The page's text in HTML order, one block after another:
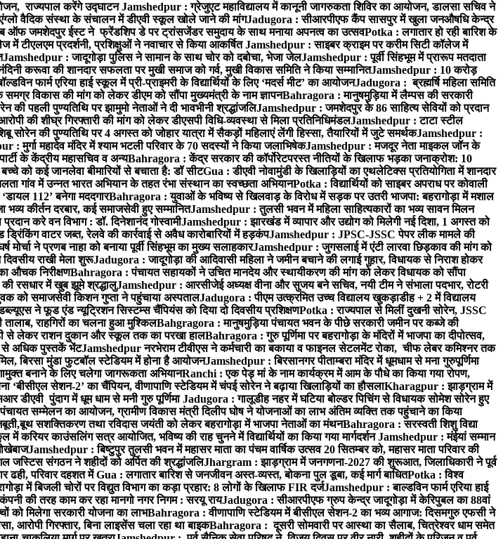
राज्यपाल करेंगे उद्घाटनJamshedpur : ग्रेजुएट महाविद्यालय में कानूनी जागरुकता शिविर का आयोजन, डालसा सचिव ने
वैदिक संस्था के संचालन में डीएवी स्कूल खोले जाने की मांगJadugora : सीआरपीएफ कैंप सासपुर में खुला जनऔषधि केन्द्र
ऑफ जमशेदपुर ईस्ट ने फ्रेंडशिप डे पर ट्रांसजेंडर समुदाय के साथ मनाया अपनत्व का उत्सवPotka : लगातार हो रही बारिश के
में टीएलएम प्रदर्शनी, प्रशिक्षुओं ने नवाचार से किया आकर्षितJamshedpur : साइबर क्राइम पर करीम सिटी कॉलेज में
Jamshedpur : जादूगोड़ा पुलिस ने सामान के साथ चोर को दबोचा, भेजा जेलJamshedpur : पूर्वी सिंहभूम में प्रारूप मतदाता
करूवा की शानदार सफलता पर मुखी समाज को गर्व, मुखी विकास समिति ने किया सम्मानितJamshedpur : 10 करोड़
फार्म एरिया हाई स्कूल में प्री-प्राइमरी के विद्यार्थियों के लिए ‘मदर्स मीट’ का आयोजनJadugora : ब्रह्मर्षि महिला समिति
विकास की मांग को लेकर डीएम को सौंपा मुख्यमंत्री के नाम ज्ञापनBahragora : मानुषमुड़िया में लैम्पस की सरकारी
की पहली पुण्यतिथि पर झामुमो नेताओं ने दी भावभीनी श्रद्धांजलिJamshedpur : जमशेदपुर के 86 साहित्य सेवियों को प्रदान
की शीघ्र गिरफ्तारी की मांग को लेकर डीएसपी विधि-व्यवस्था से मिला प्रतिनिधिमंडलJamshedpur : टाटा स्टील
सोरेन की पुण्यतिथि पर 4 अगस्त को जोहार यात्रा में सैकड़ों महिलाएं लेंगी हिस्सा, तैयारियों में जुटे समर्थकJamshedpur :
: मुर्गा महादेव मंदिर में श्याम भटली परिवार के 70 सदस्यों ने किया जलाभिषेकJamshedpur : मजदूर नेता माइकल जॉन के
के केंद्रीय महासचिव व अन्यBahragora : केंद्र सरकार की कॉर्पोरेटपरस्त नीतियों के खिलाफ भड़का जनाक्रोश: 10
को कई जानलेवा बीमारियों से बचाता है: डॉ सीटGua : डीएवी नोवामुंडी के खिलाड़ियों का एथलेटिक्स प्रतियोगिता में शानदार
गांव में उन्नत भारत अभियान के तहत रंभा संस्थान का स्वच्छता अभियानPotka : विद्यार्थियों को साइबर अपराध पर कोवाली
112’ बनेगा मददगारBahragora : युवाओं के भविष्य से खिलवाड़ के विरोध में सड़क पर उतरी भाजपा: बहरागोड़ा में मशाल
भव्य कीर्तन दरबार, कई समाजसेवी हुए सम्मानितJamshedpur : तुलसी भवन में महिला साहित्यकारों का भव्य सावन मिलन
करे वन विभाग : डॉ. दिनेशानंद गोस्वामीJamshedpur : झारखंड में व्यापार और उद्योग को मिलेगी नई दिशा, 1 अगस्त को
वाटर जब्त, रेलवे की कार्रवाई से अवैध कारोबारियों में हड़कंपJamshedpur : JPSC-JSSC पेपर लीक मामले की
ने प्रणब नाहा को बनाया पूर्वी सिंहभूम का मुख्य सलाहकारJamshedpur : जुगसलाई में एंटी लारवा छिड़काव की मांग को
राखी मेला शुरूJadugora : जादूगोड़ा की आदिवासी महिला ने जमीन बचाने की लगाई गुहार, विधायक से निराश होकर
औचक निरीक्षणBahragora : पंचायत सहायकों ने उचित मानदेय और स्थायीकरण की मांग को लेकर विधायक को सौंपा
की रसधार में खुब झूमे श्रद्धालुJamshedpur : आरसीजेई अध्यक्ष वीना और सुजय बने सचिव, नयी टीम ने संभाला पदभार, रोटरी
को समाजसेवी किशन गुप्ता ने पहुंचाया अस्पतालJadugora : पीएम उत्क्रमित उच्च विद्यालय खुकड़ाडीह + 2 में विद्यालय
ने फूड एंड न्यूट्रिशन सिस्टम्स चैंपियंस को दिया दो दिवसीय प्रशिक्षणPotka : राज्यपाल से मिलीं दुखनी सोरेन, JSSC
राहगिरों का चलना हुआ मुश्किलBahgragora : मानुषमुड़िया पंचायत भवन के पीछे सरकारी जमीन पर कब्जे की
से लेकर राशन दुकान और स्कूल तक का परखा हालBahragora : गुरु पूर्णिमा पर बहरागोड़ा के मंदिरों में भाजपा का दीपोत्सव,
से अधिक पुस्तकें भेंटJamshedpur नरभेराम टीवीएस ने कर्मचारी का बकाया व फाइनल सेटलमेंट रोका, चीफ लेबर कमिश्नर तक
बिरसा मुंडा फुटबॉल स्टेडियम में होना है आयोजनJamshedpur : बिरसानगर पीताम्बरा मंदिर में धूमधाम से मना गुरुपूर्णिमा
बनाने के लिए चलेगा जागरूकता अभियानRanchi : एक पेड़ मां के नाम कार्यक्रम में आम के पौधे का किया गया रोपण,
सेशन-2’ का चैंपियन, वीणापाणि स्टेडियम में चंपई सोरेन ने बढ़ाया खिलाड़ियों का हौसलाKharagpur : झाड़ग्राम में
डीएवी पुंदाग में धूम धाम से मनी गुरु पूर्णिमाJadugora : गालूडीह नहर में घटिया बोल्डर पिचिंग से विधायक सोमेश सोरेन हुए
सम्मेलन का आयोजन, ग्रामीण विकास मंत्री दिलीप घोष ने योजनाओं का लाभ अंतिम व्यक्ति तक पहुंचाने का किया
सशक्तिकरण तथा रविदास जयंती को लेकर बहरागोड़ा में भाजपा नेताओं का मंथनBahragora : सरस्वती शिशु विद्या
में करियर काउंसलिंग सत्र आयोजित, भविष्य की राह चुनने में विद्यार्थियों का किया गया मार्गदर्शनJamshedpur : मंईयां सम्मान
Jamshedpur : बिष्टुपुर तुलसी भवन में महासर माता का पंचम वार्षिक उत्सव 20 सितम्बर को, महासर माता परिवार की
संगठन ने शहीदों को अर्पित की श्रद्धांजलिJhargram : झाड़ग्राम में जनगणना-2027 की शुरूआत, जिलाधिकारी ने पूर्व
ढही, परिवार दहशत मेंGua : लगातार बारिश से जनजीवन अस्त-व्यस्त, बोकना पुल डूबा, कई मार्ग बाधितPotka : विश्व
में बिजली चोरों पर विद्युत विभाग का कड़ा प्रहार: 8 लोगों के खिलाफ FIR दर्जJamshedpur : बाल्डविन फार्म एरिया हाई
की तरह काम कर रहा मानगो नगर निगम : सरयू रायJadugora : सीआरपीएफ ग्रुप केन्द्र जादूगोड़ा में केरिपुबल का 88वां
को मिलेगा सरकारी योजना का लाभBahragora : वीणापाणि स्टेडियम में बीसीएल सेशन-2 का भव्य आगाज: दिसमगुरु एफसी ने
गिरफ्तार, बिना लाइसेंस चला रहा था बाइकBahragora : दूसरी सोमवारी पर आस्था का सैलाब, चित्रेश्वर धाम समेत